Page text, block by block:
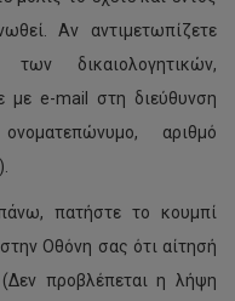
Αν αντιμετωπίζετε
δικαιολογητικών,
με e-mail στη διεύθυνση
αριθμό
πατήστε το κουμπί
Οθόνη σας ότι αίτησή
προβλέπεται η λήψη